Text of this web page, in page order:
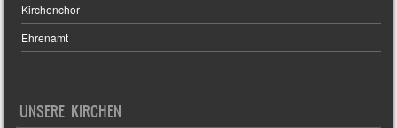
Kirchenchor
Ehrenamt
UNSERE KIRCHEN